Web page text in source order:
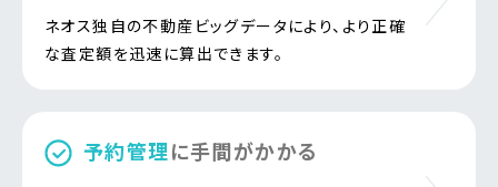
ネオス独自の不動産ビッグデータにより、より正確
な査定額を迅速に算出できます。
予約管理に手間がかかる